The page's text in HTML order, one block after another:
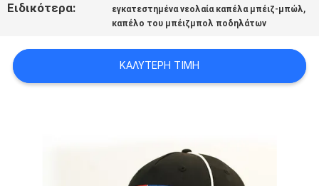
POLICY
Ειδικότερα: εγκατεστημένα νεολαία καπέλα μπέιζ-μπώλ,
καπέλο του μπέιζμπολ ποδηλάτων
ΚΑΛΎΤΕΡΗ ΤΙΜΉ